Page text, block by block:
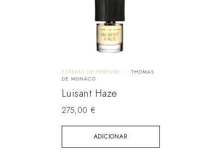
ADICIONAR
EXTRATO DE PERFUME
THOMAS
DE MONACO
Luisant Haze
275,00 €